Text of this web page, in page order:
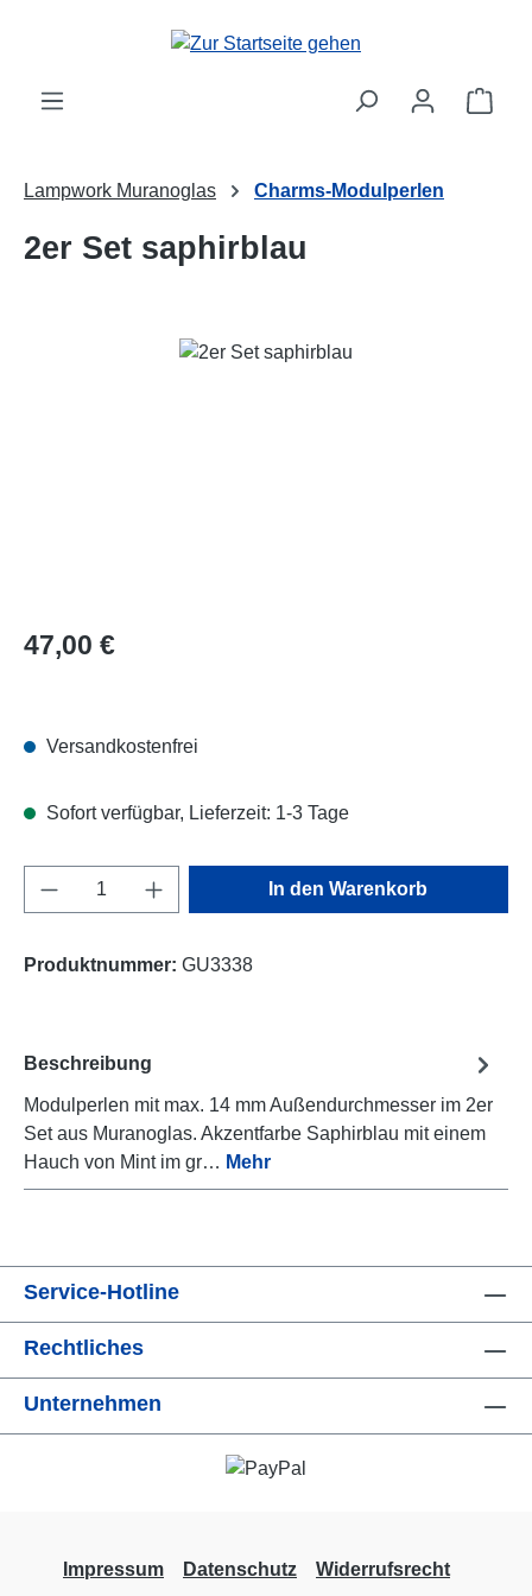
Zum Hauptinhalt springen
Lampwork Muranoglas Charms-Modulperlen
2er Set saphirblau
Bildergalerie überspringen
Regulärer Preis:
47,00 €
Versandkostenfrei
Sofort verfügbar, Lieferzeit: 1-3 Tage
Produkt Anzahl: Gib den gewünschten
In den Warenkorb
Produktnummer: GU3338
Beschreibung
Modulperlen mit max. 14 mm Außendurchmesser im 2er
Set aus Muranoglas. Akzentfarbe Saphirblau mit einem
Hauch von Mint im gr… Mehr
Service-Hotline
Rechtliches
Unternehmen
Impressum Datenschutz Widerrufsrecht